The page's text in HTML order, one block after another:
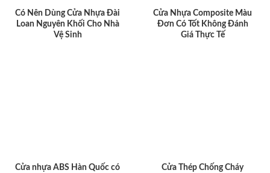
Có Nên Dùng Cửa Nhựa Đài
Loan Nguyên Khối Cho Nhà
Vệ Sinh
Cửa Nhựa Composite Màu
Đơn Có Tốt Không Đánh
Giá Thực Tế
Cửa nhựa ABS Hàn Quốc có
Cửa Thép Chống Cháy